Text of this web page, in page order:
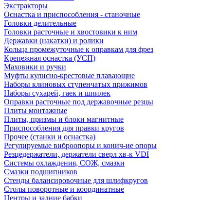
Экстракторы
Оснастка и приспособления - станочные
Головки делительные
Головки расточные и хвостовики к ним
Державки (накатки) и ролики
Кольца промежуточные к оправкам для фрез
Крепежная оснастка (УСП)
Маховики и ручки
Муфты кулисно-крестовые плавающие
Наборы клиновых ступенчатых прижимов
Наборы сухарей, гаек и шпилек
Оправки расточные под державочные резцы
Плиты монтажные
Плиты, призмы и блоки магнитные
Приспособления для правки кругов
Прочее (станки и оснастка)
Регулируемые виброопоры и конич-ие опоры
Резцедержатели, держатели сверл хв-к VDI
Системы охлаждения, СОЖ, смазки
Смазки подшипников
Стенды балансировочные для шлифкругов
Столы поворотные и координатные
Центры и задние бабки